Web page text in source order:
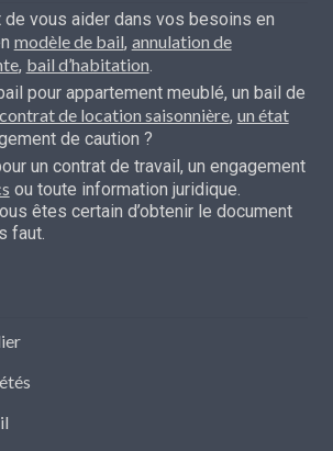
vous aider dans vos besoins en
modèle de bail, annulation de
, bail d’habitation.
pour appartement meublé, un bail de
contrat de location saisonnière, un état
de caution ?
un contrat de travail, un engagement
ou toute information juridique.
êtes certain d’obtenir le document
faut.